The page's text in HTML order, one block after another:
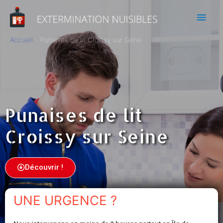
Accueil Punaises de lit Croissy sur Seine
Punaises de lit
Croissy sur Seine
Découvrir !
UNE URGENCE ?